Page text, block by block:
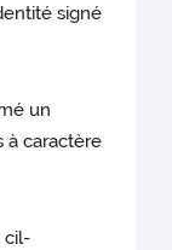
signé
un
à caractère
cil-